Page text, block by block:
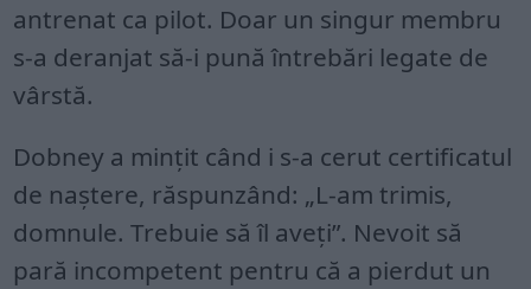
antrenat ca pilot. Doar un singur membru
s-a deranjat să-i pună întrebări legate de
vârstă.
Dobney a mințit când i s-a cerut certificatul
de naștere, răspunzând: „L-am trimis,
domnule. Trebuie să îl aveți”. Nevoit să
pară incompetent pentru că a pierdut un